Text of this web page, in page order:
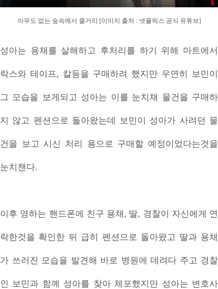
아무도 없는 숲속에서 줄거리 [이미지 출처 : 넷플릭스 공식 유튜브]
성아는 용채를 살해하고 후처리를 하기 위해 마트에서
락스와 테이프, 칼등을 구매하려 했지만 우연히 보민이
그 모습을 보게되고 성아는 이를 눈치채 물건을 구매하
지 않고 펜션으로 돌아왔는데 보민이 성아가 사려던 물
건을 보고 시신 처리 용으로 구매할 예정이었다는것을
눈치챈다.
이후 영하는 핸드폰에 친구 용채, 딸, 경찰이 자신에게 연
락한것을 확인한 뒤 급히 펜션으로 돌아왔고 딸과 용채
가 쓰러진 모습을 발견해 바로 병원에 데려다 주고 경찰
인 보민과 함께 성아를 찾아 체포했지만 성아는 변호사